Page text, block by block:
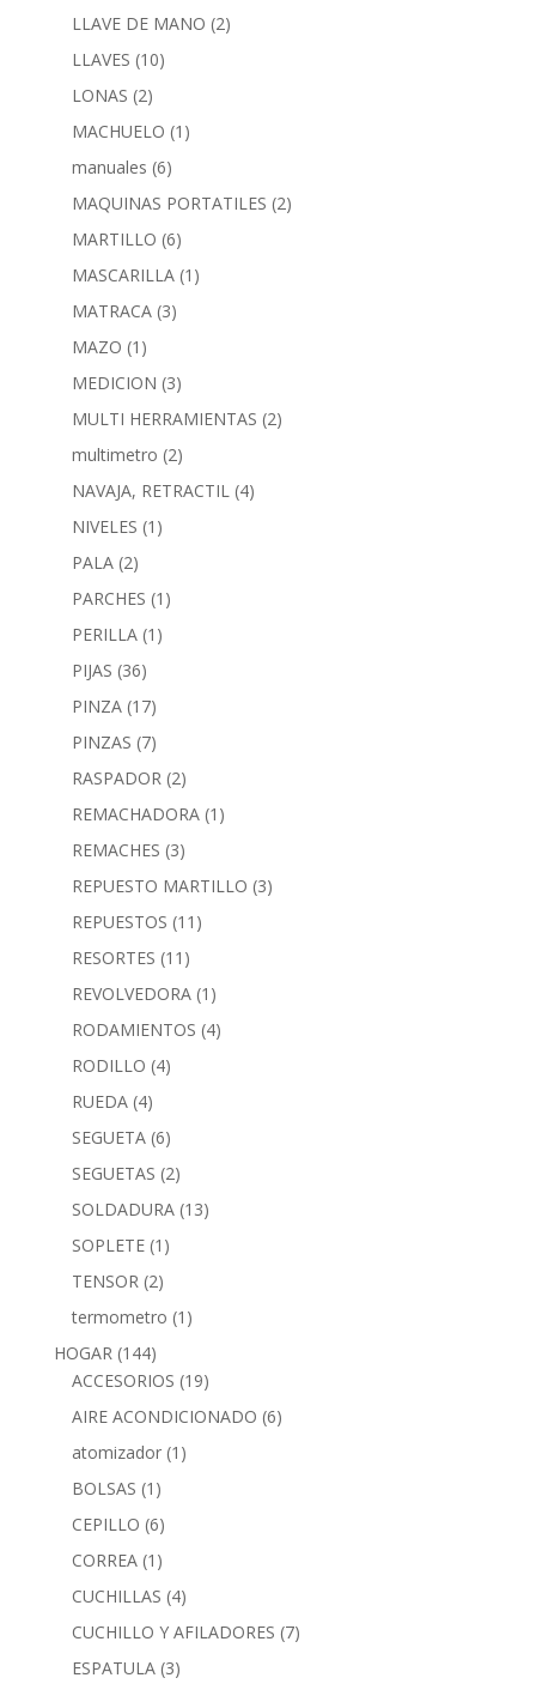
LLAVE DE MANO (2)
LLAVES (10)
LONAS (2)
MACHUELO (1)
manuales (6)
MAQUINAS PORTATILES (2)
MARTILLO (6)
MASCARILLA (1)
MATRACA (3)
MAZO (1)
MEDICION (3)
MULTI HERRAMIENTAS (2)
multimetro (2)
NAVAJA, RETRACTIL (4)
NIVELES (1)
PALA (2)
PARCHES (1)
PERILLA (1)
PIJAS (36)
PINZA (17)
PINZAS (7)
RASPADOR (2)
REMACHADORA (1)
REMACHES (3)
REPUESTO MARTILLO (3)
REPUESTOS (11)
RESORTES (11)
REVOLVEDORA (1)
RODAMIENTOS (4)
RODILLO (4)
RUEDA (4)
SEGUETA (6)
SEGUETAS (2)
SOLDADURA (13)
SOPLETE (1)
TENSOR (2)
termometro (1)
HOGAR (144)
ACCESORIOS (19)
AIRE ACONDICIONADO (6)
atomizador (1)
BOLSAS (1)
CEPILLO (6)
CORREA (1)
CUCHILLAS (4)
CUCHILLO Y AFILADORES (7)
ESPATULA (3)